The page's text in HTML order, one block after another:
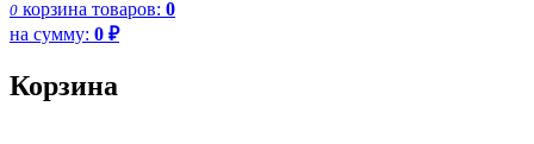
0 корзина товаров: 0
на сумму: 0 ₽
Корзина